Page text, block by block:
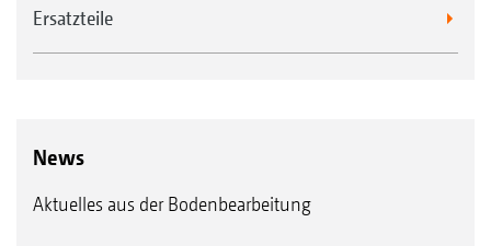
Ersatzteile
News
Aktuelles aus der Bodenbearbeitung